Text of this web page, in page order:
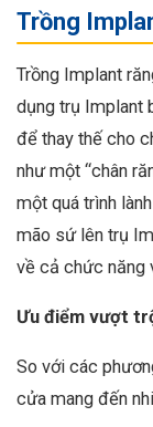
Trồng
Trồng Implant
dụng trụ Implant
để thay thế cho
như một “chân
một quá trình
mão sứ lên trụ
về cả chức năng
Ưu điểm vượt
So với các
cửa mang đến